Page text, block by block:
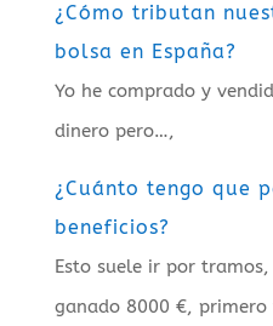
¿Cómo tributan
bolsa en España?
Yo he comprado y
dinero pero…,
¿Cuánto tengo que
beneficios?
Esto suele ir por
ganado 8000 €,